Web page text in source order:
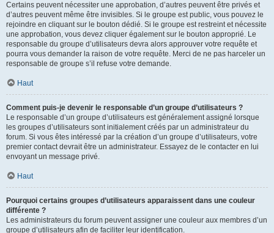
Certains peuvent nécessiter une approbation, d’autres peuvent être privés et
d’autres peuvent même être invisibles. Si le groupe est public, vous pouvez le
rejoindre en cliquant sur le bouton dédié. Si le groupe est restreint et nécessite
une approbation, vous devez cliquer également sur le bouton approprié. Le
responsable du groupe d’utilisateurs devra alors approuver votre requête et
pourra vous demander la raison de votre requête. Merci de ne pas harceler un
responsable de groupe s’il refuse votre demande.
Haut
Comment puis-je devenir le responsable d’un groupe d’utilisateurs ?
Le responsable d’un groupe d’utilisateurs est généralement assigné lorsque
les groupes d’utilisateurs sont initialement créés par un administrateur du
forum. Si vous êtes intéressé par la création d’un groupe d’utilisateurs, votre
premier contact devrait être un administrateur. Essayez de le contacter en lui
envoyant un message privé.
Haut
Pourquoi certains groupes d’utilisateurs apparaissent dans une couleur
différente ?
Les administrateurs du forum peuvent assigner une couleur aux membres d’un
groupe d’utilisateurs afin de faciliter leur identification.